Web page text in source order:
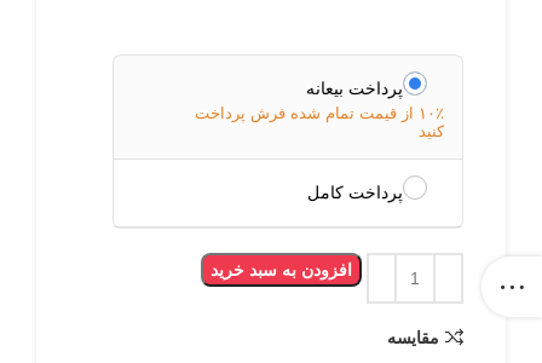
پرداخت بیعانه
۱۰٪ از قیمت تمام شده فرش پرداخت
کنید
پرداخت کامل
افزودن به سبد خرید
مقایسه